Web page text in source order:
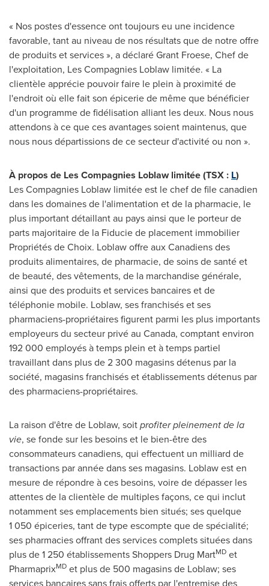
« Nos postes d'essence ont toujours eu une incidence
favorable, tant au niveau de nos résultats que de notre offre
de produits et services », a déclaréGrant Froese, Chef de
l'exploitation, Les Compagnies Loblaw limitée. « La
clientèle apprécie pouvoir faire le plein à proximité de
l'endroit où elle fait son épicerie de même que bénéficier
d'un programme de fidélisation alliant les deux. Nous nous
attendons à ce que ces avantages soient maintenus, que
nous nous départissions de ce secteur d'activité ou non ».
À propos de Les Compagnies Loblaw limitée (TSX : L)
Les Compagnies Loblaw limitée est le chef de file canadien
dans les domaines de l'alimentation et de la pharmacie, le
plus important détaillant au pays ainsi que le porteur de
parts majoritaire de la Fiducie de placement immobilier
Propriétés de Choix. Loblaw offre aux Canadiens des
produits alimentaires, de pharmacie, de soins de santé et
de beauté, des vêtements, de la marchandise générale,
ainsi que des produits et services bancaires et de
téléphonie mobile. Loblaw, ses franchisés et ses
pharmaciens-propriétaires figurent parmi les plus importants
employeurs du secteur privé au Canada, comptant environ
192 000 employés à temps plein et à temps partiel
travaillant dans plus de 2 300 magasins détenus par la
société, magasins franchisés et établissements détenus par
des pharmaciens-propriétaires.
La raison d'être de Loblaw, soitprofiter pleinement de la
vie, se fonde sur les besoins et le bien-être des
consommateurs canadiens, qui effectuent un milliard de
transactions par année dans ses magasins. Loblaw est en
mesure de répondre à ces besoins, voire de dépasser les
attentes de la clientèle de multiples façons, ce qui inclut
notamment ses emplacements bien situés; ses quelque
1 050 épiceries, tant de type escompte que de spécialité;
ses pharmacies offrant des services complets situées dans
plus de 1 250 établissements Shoppers Drug MartMD et
PharmaprixMD et plus de 500 magasins de Loblaw; ses